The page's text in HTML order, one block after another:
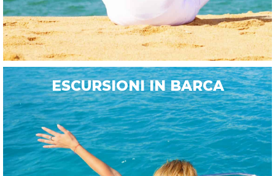
ESCURSIONI IN BARCA